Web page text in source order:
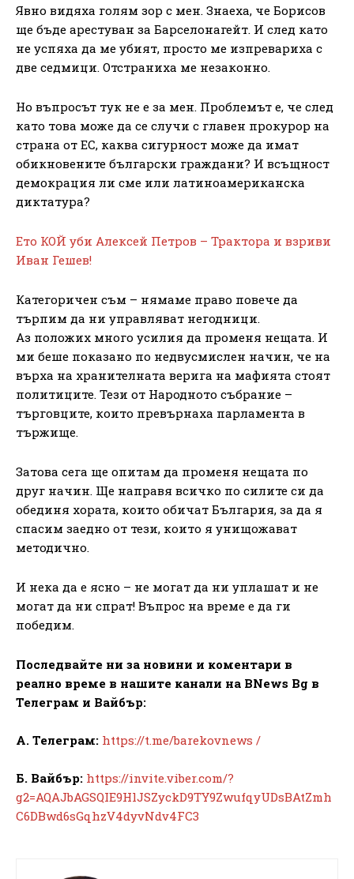
Явно видяха голям зор с мен. Знаеха, че Борисов
ще бъде арестуван за Барселонагейт. И след като
не успяха да ме убият, просто ме изпревариха с
две седмици. Отстраниха ме незаконно.
Но въпросът тук не е за мен. Проблемът е, че след
като това може да се случи с главен прокурор на
страна от ЕС, каква сигурност може да имат
обикновените български граждани? И всъщност
демокрация ли сме или латиноамериканска
диктатура?
Ето КОЙ уби Алексей Петров – Трактора и взриви
Иван Гешев!
Категоричен съм – нямаме право повече да
търпим да ни управляват негодници.
Аз положих много усилия да променя нещата. И
ми беше показано по недвусмислен начин, че на
върха на хранителната верига на мафията стоят
политиците. Тези от Народното събрание –
търговците, които превърнаха парламента в
тържище.
Затова сега ще опитам да променя нещата по
друг начин. Ще направя всичко по силите си да
обединя хората, които обичат България, за да я
спасим заедно от тези, които я унищожават
методично.
И нека да е ясно – не могат да ни уплашат и не
могат да ни спрат! Въпрос на време е да ги
победим.
Последвайте ни за новини и коментари в
реално време в нашите канали на BNews Bg в
Телеграм и Вайбър:
А. Телеграм: https://t.me/barekovnews /
Б. Вайбър: https://invite.viber.com/?
g2=AQAJbAGSQIE9HlJSZyckD9TY9ZwufqyUDsBAtZmh
C6DBwd6sGqhzV4dyvNdv4FC3